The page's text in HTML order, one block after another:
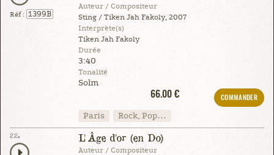
Réf : 1399B
Auteur / Compositeur
Sting / Tiken Jah Fakoly, 2007
Interprète(s)
Tiken Jah Fakoly
Durée
3:40
Tonalité
Solm
66.00 €
COMMANDER
Paris Rock, Pop…
22. L'Âge d'or (en Do)
Auteur / Compositeur